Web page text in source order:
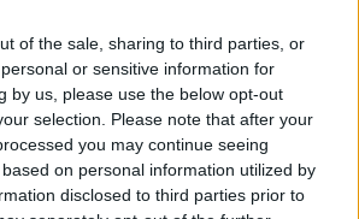
of the sale, sharing to third parties, or
or sensitive information for
by us, please use the below opt-out
selection. Please note that after your
you may continue seeing
on personal information utilized by
disclosed to third parties prior to
θα δημιουργηθεί ένα
Κατάρτισης &
να εκπαιδεύσει σε νέες